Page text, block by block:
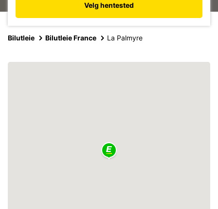
Velg hentested
Bilutleie Bilutleie France La Palmyre